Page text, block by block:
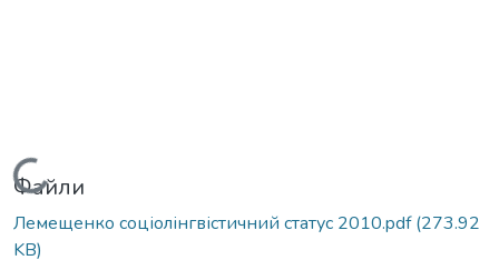
Вантажиться...
Файли
Лемещенко соціолінгвістичний статус 2010.pdf(273.92
KB)